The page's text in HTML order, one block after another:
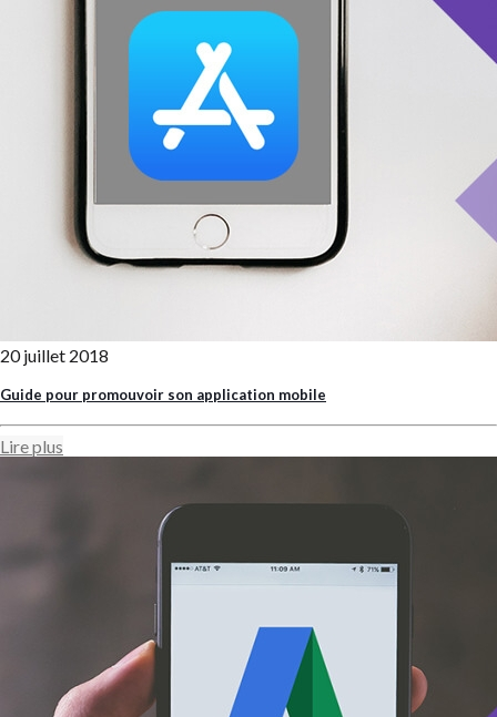
20 juillet 2018
Guide pour promouvoir son application mobile
Lire plus